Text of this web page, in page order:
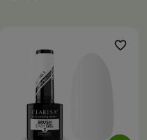
favorite_border